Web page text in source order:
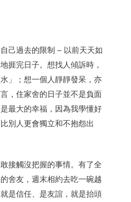
己過去的限制 – 以前天天如
捱完日子。想找人傾訴時，
」；想一個人靜靜發呆，亦
，住家舍的日子並不是負面
最大的幸福，因為我學懂好
別人更會獨立和不抱怨出
接觸沒把握的事情。有了全
舍友，週末相約去吃一碗越
是信任、是友誼，就是抬頭